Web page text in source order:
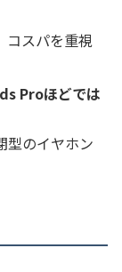
コスパを重視
Proほどでは
型のイヤホン